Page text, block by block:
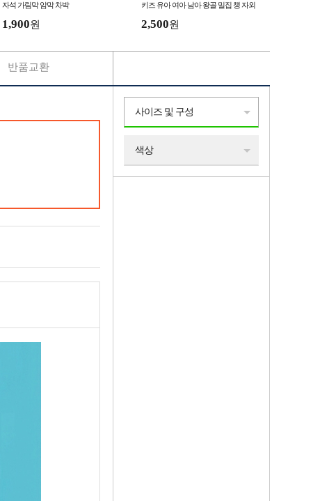
자석 가림막 암막 차박
1,900원
키즈 유아 여아 남아 왕골 밀집 챙 자외
2,500원
반품교환
사이즈 및 구성
색상